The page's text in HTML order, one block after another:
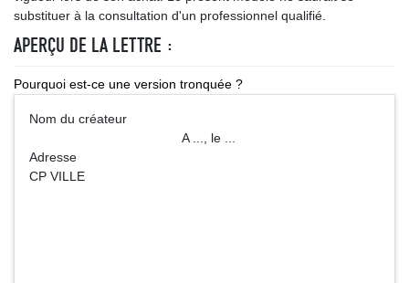
substituer à la consultation d'un professionnel qualifié.
APERÇU DE LA LETTRE :
Pourquoi est-ce une version tronquée ?
Nom du créateur
A ..., le ...
Adresse
CP VILLE